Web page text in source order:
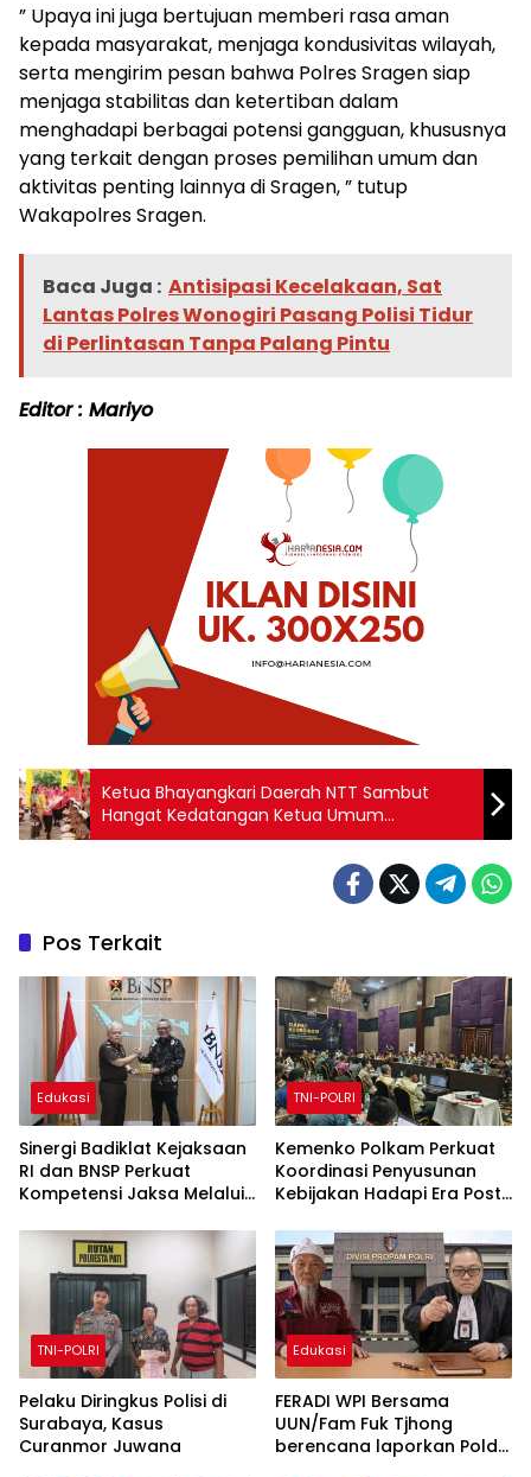
” Upaya ini juga bertujuan memberi rasa aman
kepada masyarakat, menjaga kondusivitas wilayah,
serta mengirim pesan bahwa Polres Sragen siap
menjaga stabilitas dan ketertiban dalam
menghadapi berbagai potensi gangguan, khususnya
yang terkait dengan proses pemilihan umum dan
aktivitas penting lainnya di Sragen, ” tutup
Wakapolres Sragen.
Baca Juga : Antisipasi Kecelakaan, Sat
Lantas Polres Wonogiri Pasang Polisi Tidur
di Perlintasan Tanpa Palang Pintu
Editor : Mariyo
Ketua Bhayangkari Daerah NTT Sambut
Hangat Kedatangan Ketua Umum
Bhayangkari Ny. Juliati Sigit Prabowo di
Pos Terkait
Edukasi
Sinergi Badiklat Kejaksaan
RI dan BNSP Perkuat
Kompetensi Jaksa Melalui
TNI-POLRI
Kemenko Polkam Perkuat
Koordinasi Penyusunan
Kebijakan Hadapi Era Post-
TNI-POLRI
Pelaku Diringkus Polisi di
Surabaya, Kasus
Curanmor Juwana
Edukasi
FERADI WPI Bersama
UUN/Fam Fuk Tjhong
berencana laporkan Polda